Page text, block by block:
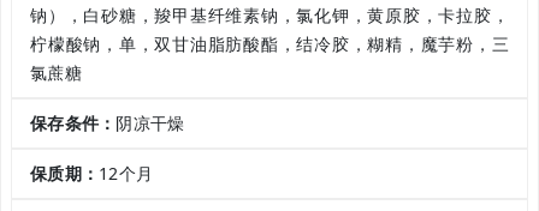
钠），白砂糖，羧甲基纤维素钠，氯化钾，黄原胶，卡拉胶，
柠檬酸钠，单，双甘油脂肪酸酯，结冷胶，糊精，魔芋粉，三
氯蔗糖
保存条件： 阴凉干燥
保质期： 12个月